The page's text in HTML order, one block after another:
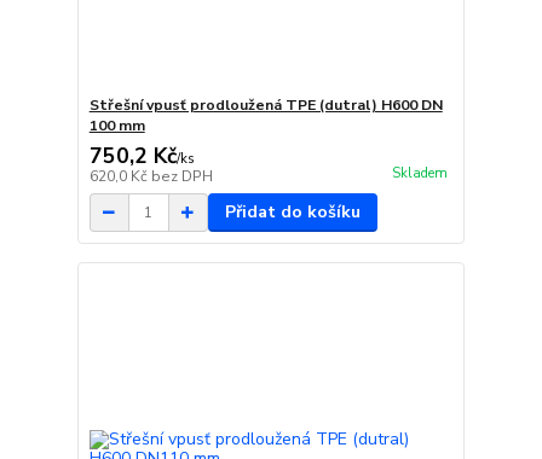
Střešní vpusť prodloužená TPE (dutral) H600 DN
100 mm
750,2 Kč/ks
620,0 Kč bez DPH Skladem
Přidat do košíku